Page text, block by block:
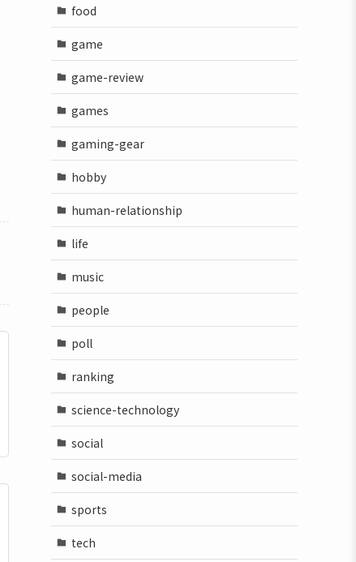
food
game
game-review
games
gaming-gear
hobby
human-relationship
life
music
people
poll
ranking
science-technology
social
social-media
sports
tech